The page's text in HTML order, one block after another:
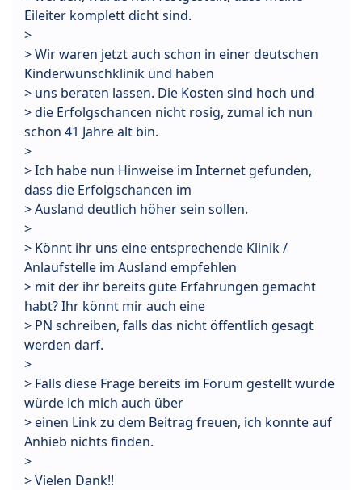
Eileiter komplett dicht sind.
>
> Wir waren jetzt auch schon in einer deutschen
Kinderwunschklinik und haben
> uns beraten lassen. Die Kosten sind hoch und
> die Erfolgschancen nicht rosig, zumal ich nun
schon 41 Jahre alt bin.
>
> Ich habe nun Hinweise im Internet gefunden,
dass die Erfolgschancen im
> Ausland deutlich höher sein sollen.
>
> Könnt ihr uns eine entsprechende Klinik /
Anlaufstelle im Ausland empfehlen
> mit der ihr bereits gute Erfahrungen gemacht
habt? Ihr könnt mir auch eine
> PN schreiben, falls das nicht öffentlich gesagt
werden darf.
>
> Falls diese Frage bereits im Forum gestellt wurde
würde ich mich auch über
> einen Link zu dem Beitrag freuen, ich konnte auf
Anhieb nichts finden.
>
> Vielen Dank!!